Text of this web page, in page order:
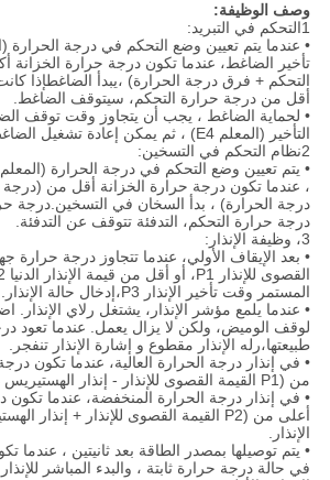
وصف الوظيفة:
1التحكم في التبريد:
تأخير الضاغط، عندما تكون درجة حرارة الخزانة
التحكم + فرق درجة الحرارة) ،يبدأ الضاغطإذا
أقل من درجة حرارة التحكم، سيتوقف الضاغط.
• لحماية الضاغط ، يجب أن يتجاوز وقت توقف
التأخير (المعلم E4) ، ثم يمكن إعادة تشغيل الضاغط.
2نظام التحكم في التسخين:
، عندما تكون درجة حرارة الخزانة أقل من
درجة الحرارة) ، بدأ السخان في التسخين.درجة
درجة حرارة التحكم، التدفئة تتوقف عن التدفئة.
3، وظيفة الإنذار:
• بعد الإيقاف الأولي، عندما تتجاوز درجة حرارة
المستمر وقت تأخير الإنذار P3،إدخال حالة الإنذار.
• عندما يلمع مؤشر الإنذار، يشتغل رلاي
لوقف الوميض، ولكن لا يزال يعمل. عندما تعود
طبيعتها،رله الإنذار مقطوع و إشارة الإنذار تنفجر.
• في إنذار درجة الحرارة العالية، عندما تكون
من (P1 القيمة القصوى للإنذار - إنذار الهستيريس P4) ، خارج الإنذار.
• في إنذار درجة الحرارة المنخفضة، عندما تكون
الإنذار.
• يتم توصيلها بمصدر الطاقة بعد ثانيتين ، عندما
في حالة درجة حرارة ثابتة ، والبدء المباشر